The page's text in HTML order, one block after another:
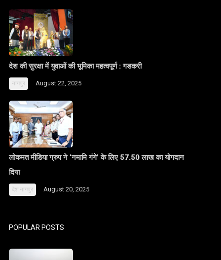
देश की सुरक्षा में युवाओं की भूमिका महत्वपूर्ण : गडकरी
नागपुर August 22, 2025
लोकमत मीडिया ग्रुप ने ‘नमामि गंगे’ के लिए 57.50 लाख का योगदान
दिया
देश नागपुर August 20, 2025
POPULAR POSTS